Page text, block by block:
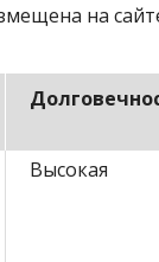
на
Высокая